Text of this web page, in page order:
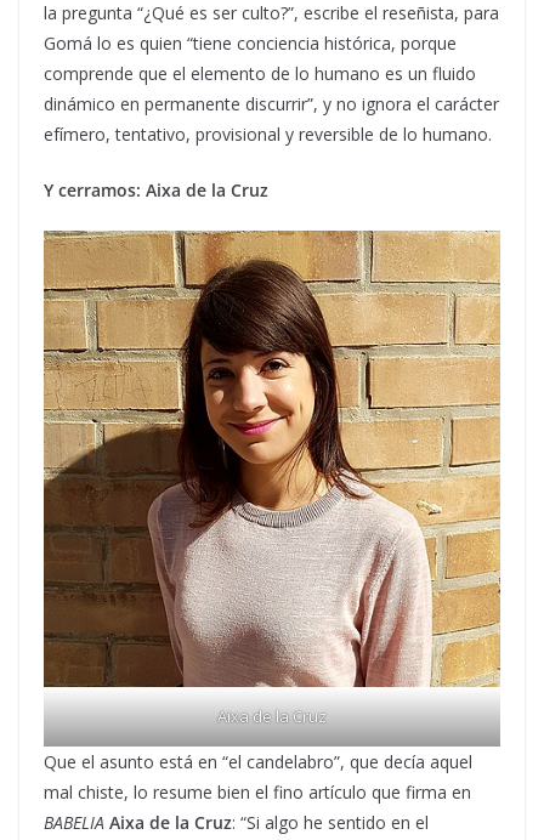
la pregunta “¿Qué es ser culto?”, escribe el reseñista, para
Gomá lo es quien “tiene conciencia histórica, porque
comprende que el elemento de lo humano es un fluido
dinámico en permanente discurrir”, y no ignora el carácter
efímero, tentativo, provisional y reversible de lo humano.
Y cerramos: Aixa de la Cruz
Aixa de la Cruz
Que el asunto está en “el candelabro”, que decía aquel
mal chiste, lo resume bien el fino artículo que firma en
BABELIA Aixa de la Cruz: “Si algo he sentido en el